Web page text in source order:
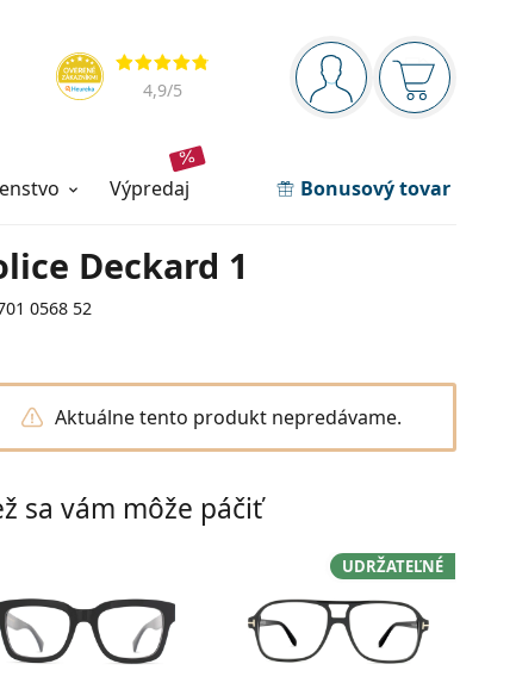
Navigačný panel
ste prihláseníNákupný
Hodnotenia
4,9/5
výpredaj Bonusový tovar
Deckard 1
0568 52
Aktuálne tento produkt nepredávame.
sa vám môže páčiť
UDRŽATEĽNÉ